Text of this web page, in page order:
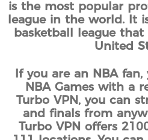
is the most popular
league in the world. It
basketball league
United
If you are an NBA
NBA Games with a
Turbo VPN, you can
and finals from
Turbo VPN offers